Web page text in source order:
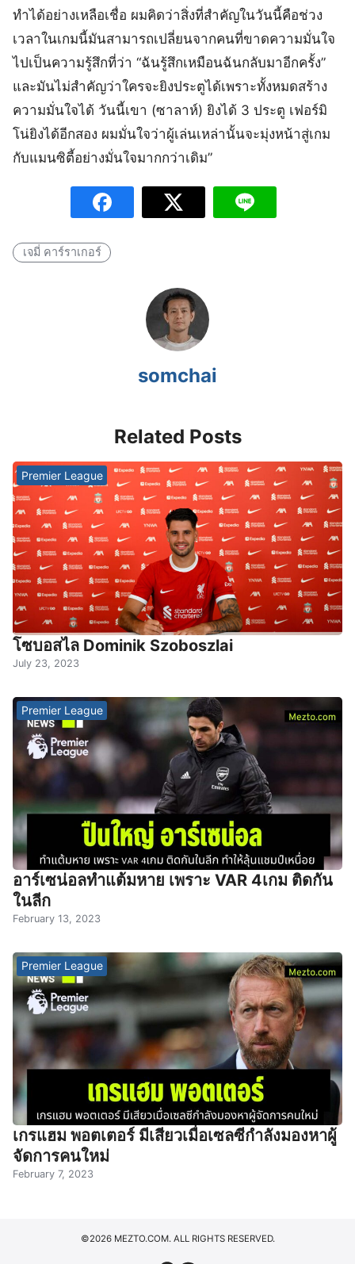
ทำได้อย่างเหลือเชื่อ ผมคิดว่าสิ่งที่สำคัญในวันนี้คือช่วง
เวลาในเกมนี้มันสามารถเปลี่ยนจากคนที่ขาดความมั่นใจ
ไปเป็นความรู้สึกที่ว่า “ฉันรู้สึกเหมือนฉันกลับมาอีกครั้ง”
และมันไม่สำคัญว่าใครจะยิงประตูได้เพราะทั้งหมดสร้าง
ความมั่นใจได้ วันนี้เขา (ซาลาห์) ยิงได้ 3 ประตู เฟอร์มิ
โน่ยิงได้อีกสอง ผมมั่นใจว่าผู้เล่นเหล่านั้นจะมุ่งหน้าสู่เกม
กับแมนซิตี้อย่างมั่นใจมากกว่าเดิม”
เจมี่ คาร์ราเกอร์
somchai
Related Posts
Premier League
โซบอสไล Dominik Szoboszlai
July 23, 2023
Premier League
อาร์เซน่อลทำแต้มหาย เพราะ VAR 4เกม ติดกัน
ในลีก
February 13, 2023
Premier League
เกรแฮม พอตเตอร์ มีเสียวเมื่อเซลซีกำลังมองหาผู้
จัดการคนใหม่
February 7, 2023
©2026 MEZTO.COM. ALL RIGHTS RESERVED.